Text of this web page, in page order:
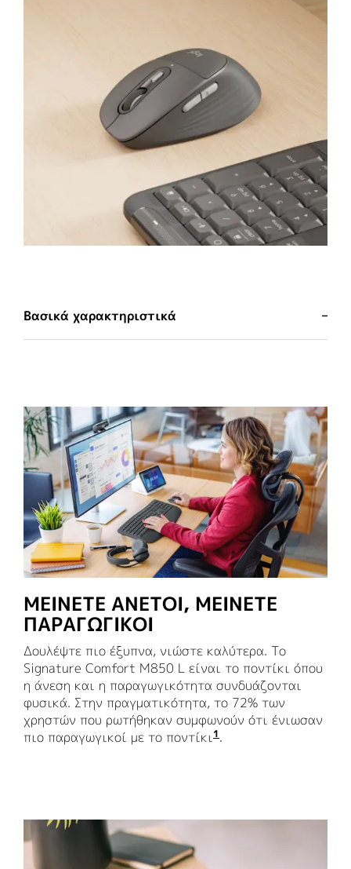
Βασικά χαρακτηριστικά
ΜΕΙΝΕΤΕ ΑΝΕΤΟΙ, ΜΕΙΝΕΤΕ
ΠΑΡΑΓΩΓΙΚΟΙ
Δουλέψτε πιο έξυπνα, νιώστε καλύτερα. Το
Signature Comfort M850 L είναι το ποντίκι όπου
η άνεση και η παραγωγικότητα συνδυάζονται
φυσικά. Στην πραγματικότητα, το 72% των
χρηστών που ρωτήθηκαν συμφωνούν ότι ένιωσαν
πιο παραγωγικοί με το ποντίκι1Βασισμένο σε
.